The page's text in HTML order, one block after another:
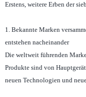
Erstens, weitere Erben der
1. Bekannte Marken
entstehen nacheinander
Die weltweit führenden
Produkte sind von
neuen Technologien und